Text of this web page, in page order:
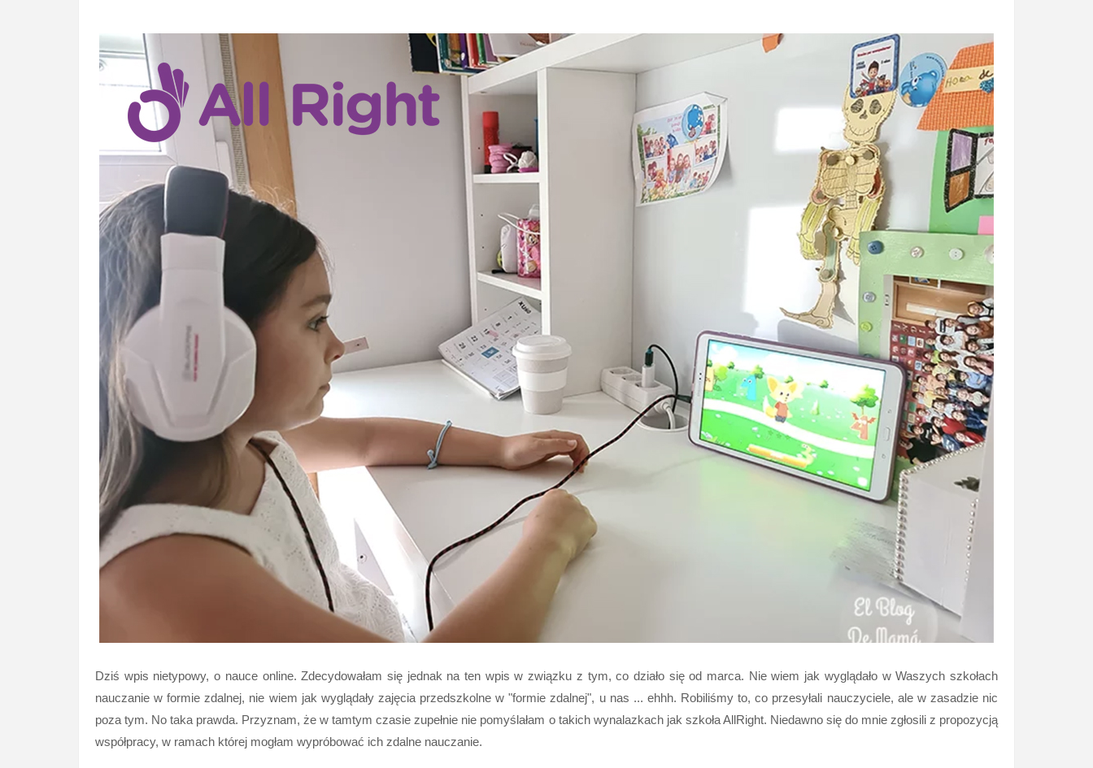
Dziś wpis nietypowy, o nauce online. Zdecydowałam się jednak na ten wpis w związku z tym, co działo się od marca. Nie wiem jak wyglądało w Waszych szkołach
nauczanie w formie zdalnej, nie wiem jak wyglądały zajęcia przedszkolne w "formie zdalnej", u nas ... ehhh. Robiliśmy to, co przesyłali nauczyciele, ale w zasadzie nic
poza tym. No taka prawda. Przyznam, że w tamtym czasie zupełnie nie pomyślałam o takich wynalazkach jak szkoła AllRight. Niedawno się do mnie zgłosili z propozycją
współpracy, w ramach której mogłam wypróbować ich zdalne nauczanie.